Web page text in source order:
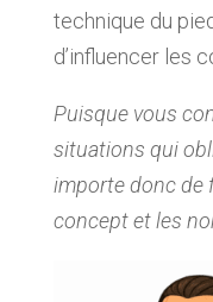
technique du
d’influencer les
Puisque vous
situations qui
importe donc de
concept et les